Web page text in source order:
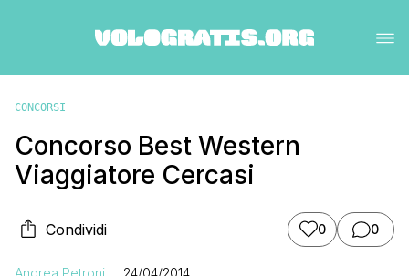
CONCORSI
Concorso Best Western
Viaggiatore Cercasi
Condividi 0 0
Andrea Petroni 24/04/2014